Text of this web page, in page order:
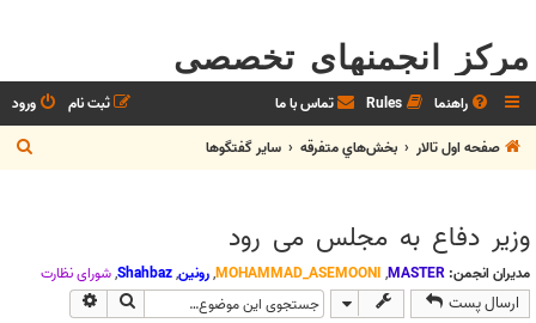
مرکز انجمنهای تخصصی
راهنما Rules تماس با ما ورود
ثبت نام
صفحه اول تالار
بخش‌‌هاي متفرقه ساير گفتگوها
س
وزیر دفاع به مجلس می رود
مدیران انجمن: MASTER
,
MOHAMMAD_ASEMOONI
,رونین,
Shahbaz
,شوراي نظارت
ارسال پست جستجو